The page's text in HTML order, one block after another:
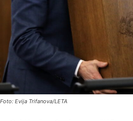
Foto: Evija Trifanova/LETA